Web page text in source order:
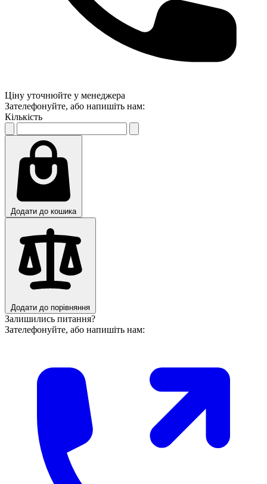
Ціну уточнюйте у менеджера
Зателефонуйте, або напишіть нам:
Кількість
Додати до кошика
Додати до порівняння
Залишились питання?
Зателефонуйте, або напишіть нам: